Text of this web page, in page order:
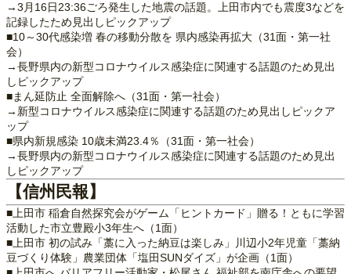
→3月16日23:36ごろ発生した地震の話題。上田市内でも震度3などを
記録したため見出しピックアップ
■10～30代感染増 春の移動分散を 県内感染再拡大（31面・第一社
会）
→長野県内の新型コロナウイルス感染症に関連する話題のため見出
しピックアップ
■まん延防止 全面解除へ（31面・第一社会）
→新型コロナウイルス感染症に関連する話題のため見出しピックア
ップ
■県内新規感染 10歳未満23.4％（31面・第一社会）
→長野県内の新型コロナウイルス感染症に関連する話題のため見出
しピックアップ
【信州民報】
■上田市 稲倉自然探究会がゲーム「ヒントカード」贈る！ともに学習
活動した市立豊殿小3年生へ（1面）
■上田市 初の試み「藁に入った納豆は楽しみ」川辺小2年児童「藁納
豆づくり体験」農業団体「塩田SUNダイズ」が企画（1面）